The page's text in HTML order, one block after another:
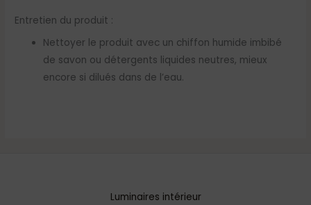
Entretien du produit :
Nettoyer le produit avec un chiffon humide imbibé
de savon ou détergents liquides neutres, mieux
encore si dilués dans de l’eau.
Luminaires intérieur